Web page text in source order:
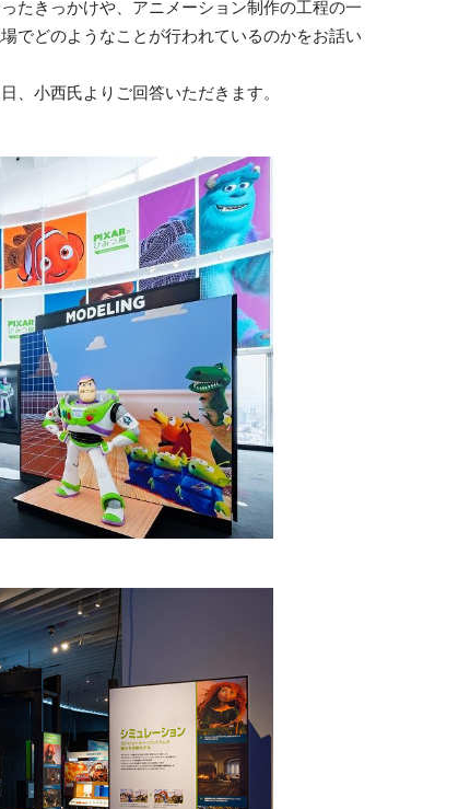
たきっかけや、アニメーション制作の工程の一
でどのようなことが行われているのかをお話い
、小西氏よりご回答いただきます。